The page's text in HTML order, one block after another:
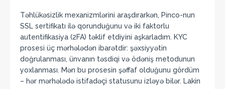
Təhlükəsizlik mexanizmlərini araşdırarkən, Pinco-nun
SSL sertifikatı ilə qorunduğunu və iki faktorlu
autentifikasiya (2FA) təklif etdiyini aşkarladım. KYC
prosesi üç mərhələdən ibarətdir: şəxsiyyətin
doğrulanması, ünvanın təsdiqi və ödəniş metodunun
yoxlanması. Mən bu prosesin şəffaf olduğunu gördüm
– hər mərhələdə istifadəçi statusunu izləyə bilər. Lakin